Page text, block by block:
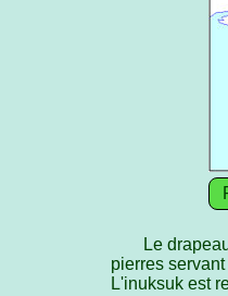
Le
pierres
L'inuksuk est